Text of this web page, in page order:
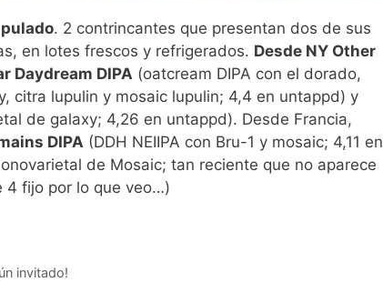
. 2 contrincantes que presentan dos de sus
en lotes frescos y refrigerados. Desde NY Other
Daydream DIPA (oatcream DIPA con el dorado,
citra lupulin y mosaic lupulin; 4,4 en untappd) y
de galaxy; 4,26 en untappd). Desde Francia,
DIPA (DDH NEIIPA con Bru-1 y mosaic; 4,11 en
de Mosaic; tan reciente que no aparece
4 fijo por lo que veo…)
invitado!